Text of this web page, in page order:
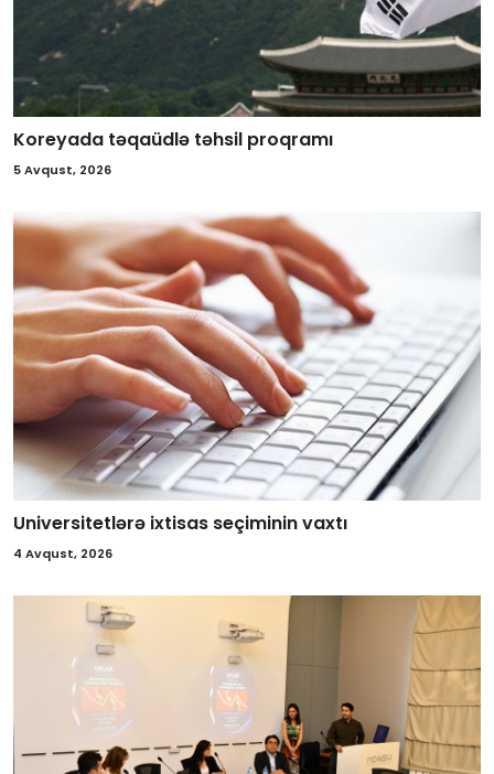
Koreyada təqaüdlə təhsil proqramı
5 Avqust, 2026
Universitetlərə ixtisas seçiminin vaxtı
4 Avqust, 2026